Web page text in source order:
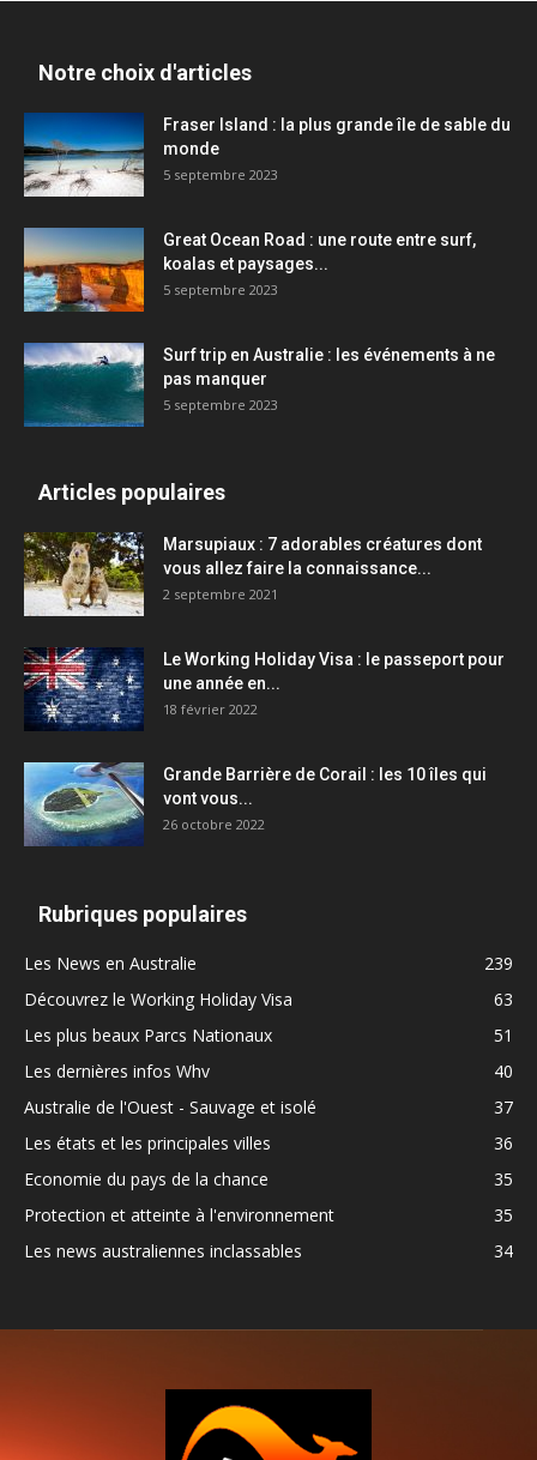
Notre choix d'articles
Fraser Island : la plus grande île de sable du
monde
5 septembre 2023
Great Ocean Road : une route entre surf,
koalas et paysages...
5 septembre 2023
Surf trip en Australie : les événements à ne
pas manquer
5 septembre 2023
Articles populaires
Marsupiaux : 7 adorables créatures dont
vous allez faire la connaissance...
2 septembre 2021
Le Working Holiday Visa : le passeport pour
une année en...
18 février 2022
Grande Barrière de Corail : les 10 îles qui
vont vous...
26 octobre 2022
Rubriques populaires
Les News en Australie
239
Découvrez le Working Holiday Visa
63
Les plus beaux Parcs Nationaux
51
Les dernières infos Whv
40
Australie de l'Ouest - Sauvage et isolé
37
Les états et les principales villes
36
Economie du pays de la chance
35
Protection et atteinte à l'environnement
35
Les news australiennes inclassables
34